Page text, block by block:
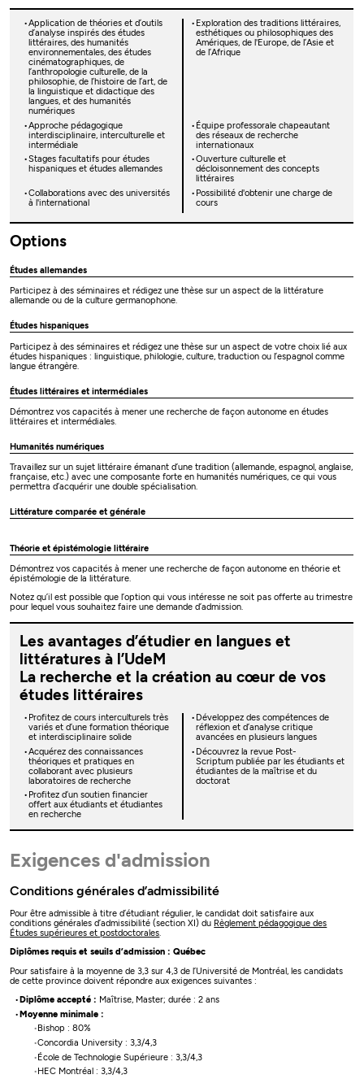
Application de théories et d’outils
d’analyse inspirés des études
littéraires, des humanités
environnementales, des études
cinématographiques, de
l’anthropologie culturelle, de la
philosophie, de l’histoire de l’art, de
la linguistique et didactique des
langues, et des humanités
numériques
Exploration des traditions littéraires,
esthétiques ou philosophiques des
Amériques, de l'Europe, de l’Asie et
de l’Afrique
Approche pédagogique
interdisciplinaire, interculturelle et
intermédiale
Équipe professorale chapeautant
des réseaux de recherche
internationaux
Stages facultatifs pour études
hispaniques et études allemandes
Ouverture culturelle et
décloisonnement des concepts
littéraires
Collaborations avec des universités
à l'international
Possibilité d'obtenir une charge de
cours
Options
Études allemandes
Participez à des séminaires et rédigez une thèse sur un aspect de la littérature
allemande ou de la culture germanophone.
Études hispaniques
Participez à des séminaires et rédigez une thèse sur un aspect de votre choix lié aux
études hispaniques : linguistique, philologie, culture, traduction ou l’espagnol comme
langue étrangère.
Études littéraires et intermédiales
Démontrez vos capacités à mener une recherche de façon autonome en études
littéraires et intermédiales.
Humanités numériques
Travaillez sur un sujet littéraire émanant d’une tradition (allemande, espagnol, anglaise,
française, etc.) avec une composante forte en humanités numériques, ce qui vous
permettra d’acquérir une double spécialisation.
Littérature comparée et générale
Théorie et épistémologie littéraire
Démontrez vos capacités à mener une recherche de façon autonome en théorie et
épistémologie de la littérature.
Notez qu’il est possible que l’option qui vous intéresse ne soit pas offerte au trimestre
pour lequel vous souhaitez faire une demande d’admission.
Les avantages d’étudier en langues et
littératures à l’UdeM
La recherche et la création au cœur de vos
études littéraires
Profitez de cours interculturels très
variés et d’une formation théorique
et interdisciplinaire solide
Développez des compétences de
réflexion et d’analyse critique
avancées en plusieurs langues
Acquérez des connaissances
théoriques et pratiques en
collaborant avec plusieurs
laboratoires de recherche
Découvrez la revue Post-
Scriptum publiée par les étudiants et
étudiantes de la maîtrise et du
doctorat
Profitez d’un soutien financier
offert aux étudiants et étudiantes
en recherche
Exigences d'admission
Conditions générales d’admissibilité
Pour être admissible à titre d’étudiant régulier, le candidat doit satisfaire aux
conditions générales d’admissibilité (section XI) du Règlement pédagogique des
Études supérieures et postdoctorales.
Diplômes requis et seuils d’admission : Québec
Pour satisfaire à la moyenne de 3,3 sur 4,3 de l’Université de Montréal, les candidats
de cette province doivent répondre aux exigences suivantes :
Diplôme accepté : Maîtrise, Master; durée : 2 ans
Moyenne minimale :
Bishop : 80%
Concordia University : 3,3/4,3
École de Technologie Supérieure : 3,3/4,3
HEC Montréal : 3,3/4,3